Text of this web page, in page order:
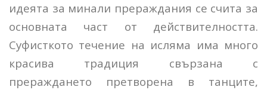
идеята за минали прераждания се счита за
основната част от действителността.
Суфисткото течение на исляма има много
красива традиция свързана с
прераждането претворена в танците,